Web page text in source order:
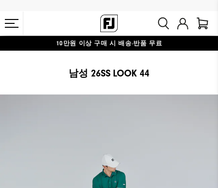
10만원 이상 구매 시 배송·반품 무료
남성 26SS LOOK 44